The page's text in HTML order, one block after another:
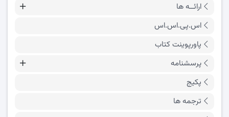
ارائــه ها
اس.پی.اس.اس
پاورپوینت کتاب
پرسشنامه
پکیج
ترجمه ها